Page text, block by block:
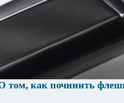
том, как починить